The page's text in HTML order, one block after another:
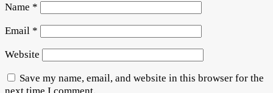
Name *
Email *
Website
Save my name, email, and website in this browser for the
next time I comment.